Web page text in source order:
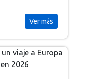
Ver más